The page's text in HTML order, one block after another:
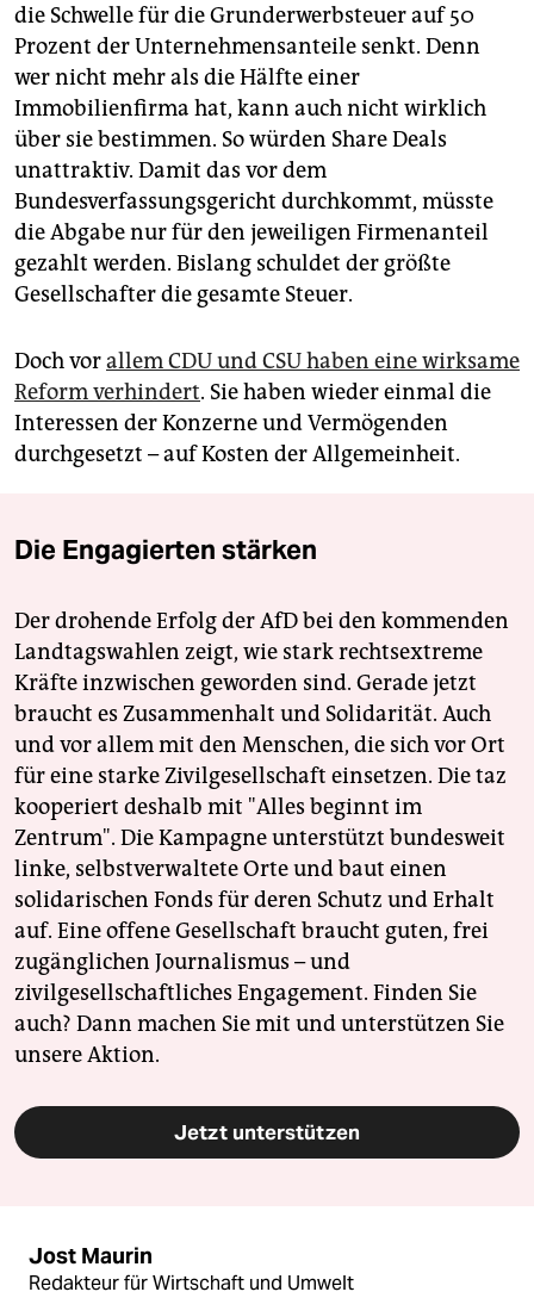
die Schwelle für die Grunderwerbsteuer auf 50
Prozent der Unternehmensanteile senkt. Denn
wer nicht mehr als die Hälfte einer
Immobilienfirma hat, kann auch nicht wirklich
über sie bestimmen. So würden Share Deals
unattraktiv. Damit das vor dem
Bundesverfassungsgericht durchkommt, müsste
die Abgabe nur für den jeweiligen Firmenanteil
gezahlt werden. Bislang schuldet der größte
Gesellschafter die gesamte Steuer.
Doch vorallem CDU und CSU haben eine wirksame
Reform verhindert. Sie haben wieder einmal die
Interessen der Konzerne und Vermögenden
durchgesetzt – auf Kosten der Allgemeinheit.
Die Engagierten stärken
Der drohende Erfolg der AfD bei den kommenden
Landtagswahlen zeigt, wie stark rechtsextreme
Kräfte inzwischen geworden sind. Gerade jetzt
braucht es Zusammenhalt und Solidarität. Auch
und vor allem mit den Menschen, die sich vor Ort
für eine starke Zivilgesellschaft einsetzen. Die taz
kooperiert deshalb mit "Alles beginnt im
Zentrum". Die Kampagne unterstützt bundesweit
linke, selbstverwaltete Orte und baut einen
solidarischen Fonds für deren Schutz und Erhalt
auf. Eine offene Gesellschaft braucht guten, frei
zugänglichen Journalismus – und
zivilgesellschaftliches Engagement. Finden Sie
auch? Dann machen Sie mit und unterstützen Sie
unsere Aktion.
Jetzt unterstützen
Jost Maurin
Redakteur für Wirtschaft und Umwelt